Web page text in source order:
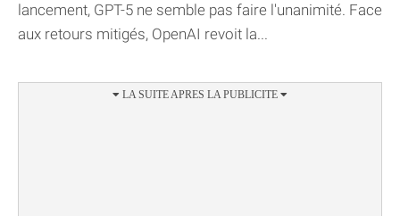
lancement, GPT-5 ne semble pas faire l'unanimité. Face
aux retours mitigés, OpenAI revoit la...